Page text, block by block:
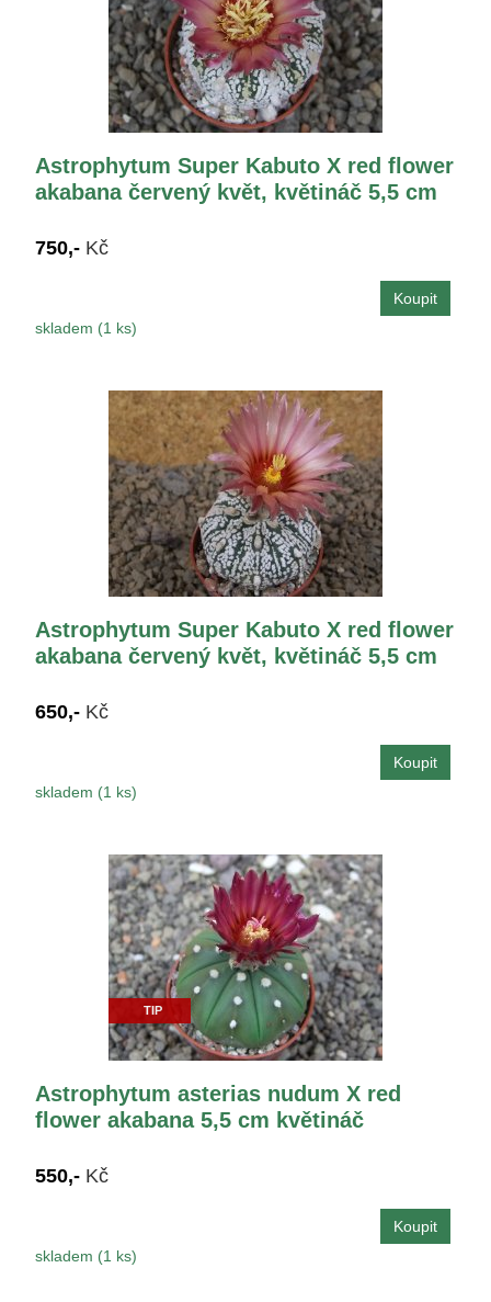
Astrophytum Super Kabuto X red flower
akabana červený květ, květináč 5,5 cm
750,- Kč
skladem (1 ks)
Astrophytum Super Kabuto X red flower
akabana červený květ, květináč 5,5 cm
650,- Kč
skladem (1 ks)
TIP
Astrophytum asterias nudum X red
flower akabana 5,5 cm květináč
550,- Kč
skladem (1 ks)